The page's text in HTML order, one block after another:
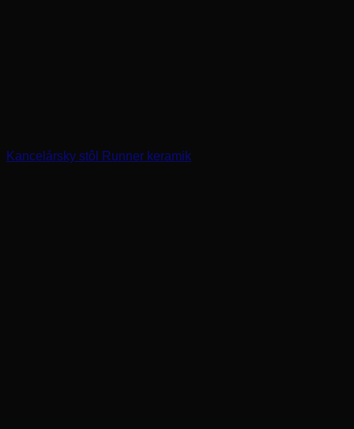
Kancelársky stôl Runner keramik